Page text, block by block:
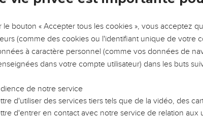
DE L’ANNÉE !
LES VOTRES ?
leur impact, leur foi ou leur vision. Mais on voit
qu'ils ont traversés, alors même que ce sont
responsables reviennent sur les erreurs
avec plus de sagesse afin que leurs erreurs
une équipe, un groupe ou une famille,
Partager par email
:
destinataire(s) (max 10) :
le bouton « Accepter tous les cookies », vous acceptez
(comme des cookies ou l'identifiant unique de votre
à caractère personnel (comme vos données de
dans votre compte utilisateur) dans les buts
de notre service
d'utiliser des services tiers tels que de la vidéo, des
d'entrer en contact avec notre service de relation aux